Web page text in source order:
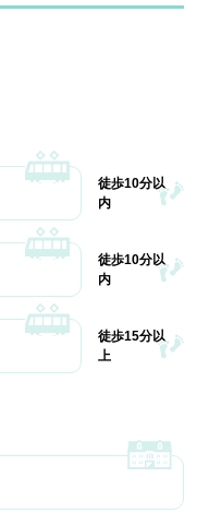
徒歩10分以
内
徒歩10分以
内
徒歩15分以
上